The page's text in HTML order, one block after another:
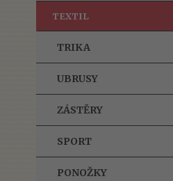
TEXTIL
TRIKA
UBRUSY
ZÁSTĚRY
SPORT
PONOŽKY